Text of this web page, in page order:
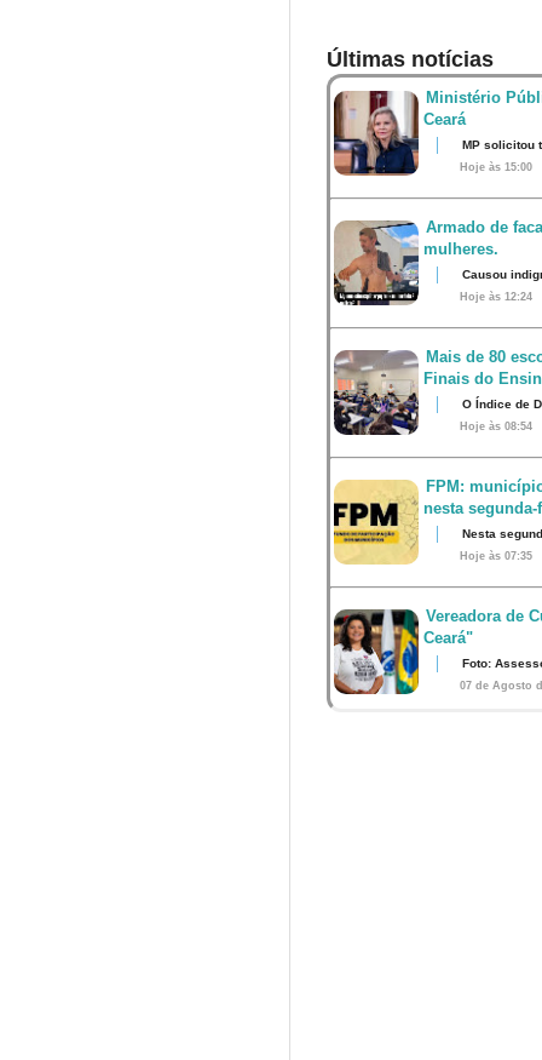
Últimas notícias
Ministério
Ceará
MP solicitou
Hoje às 15:00
Armado de
mulheres.
Causou
Hoje às 12:24
Mais de 80
Finais do
O Índice de
Hoje às 08:54
FPM:
nesta segunda-
Nesta
Hoje às 07:35
Vereadora de
Ceará"
Foto:
07 de Agosto